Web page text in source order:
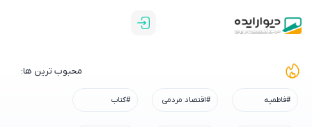
محبوب ترین ها:
#فاطمیه #اقتصاد مردمی #کتاب